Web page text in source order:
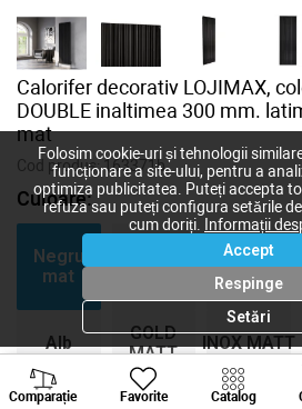
Calorifer decorativ LOJIMAX,
DOUBLE inaltimea 300 mm.
mat
Cod produs:163371b
Culoare:
Negru
mat
MATT
BRONZE
MATT
ANODISING
Alb
GOLD
MATT
ANODISING
INOX MATT
Comparație Favorite Catalog
Folosim cookie-uri și tehnologii
funcționare a site-ului, pentru a
optimiza publicitatea. Puteți accepta
refuza sau puteți configura setările
cum doriți.
Informații
Accept
Respinge
Setări